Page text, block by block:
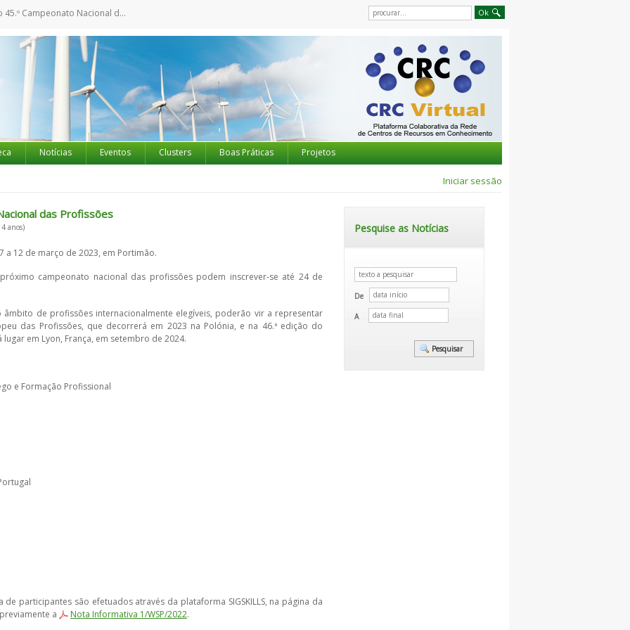
Nacional das Profissões
Notícias Eventos Clusters Boas Práticas Projetos
Iniciar sessão
das Profissões
anos)
a 12 de março de 2023, em Portimão.
campeonato nacional das profissões podem inscrever-se até 24 de
de profissões internacionalmente elegíveis, poderão vir a representar
das Profissões, que decorrerá em 2023 na Polónia, e na 46.ª edição do
em Lyon, França, em setembro de 2024.
e Formação Profissional
participantes são efetuados através da plataforma SIGSKILLS, na página da
a
Nota Informativa 1/WSP/2022.
Pesquise as Notícias
De
A